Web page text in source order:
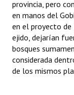
Huéspedes de
Antiguos
Reconocimientos
Bariloche,
provincia, pero
en manos del
en el proyecto de
ejido, dejarían
bosques
considerada
de los mismos